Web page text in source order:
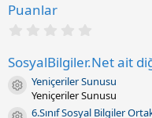
Puanlar
0
ı
l
d
SosyalBilgiler.Net ait
Kaynak ikonu
Yeniçeriler Sunusu
Yeniçeriler Sunusu
6.Sınıf Sosyal Bilgiler